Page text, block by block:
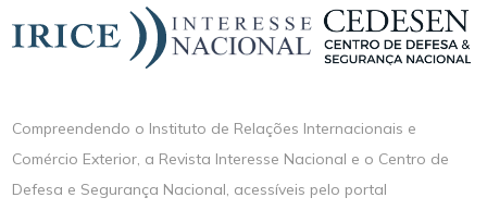
Compreendendo o Instituto de Relações Internacionais e
Comércio Exterior, a Revista Interesse Nacional e o Centro de
Defesa e Segurança Nacional, acessíveis pelo portal